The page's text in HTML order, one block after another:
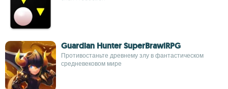
Guardian Hunter SuperBrawlRPG
Противостаньте древнему злу в фантастическом
средневековом мире